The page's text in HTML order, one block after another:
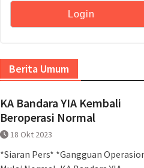
Berita Umum
KA Bandara YIA Kembali
Beroperasi Normal
18 Okt 2023
*Siaran Pers* *Gangguan